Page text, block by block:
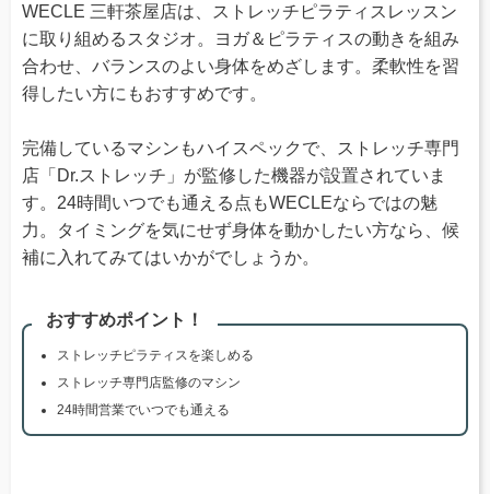
WECLE 三軒茶屋店は、ストレッチピラティスレッスン
に取り組めるスタジオ。ヨガ＆ピラティスの動きを組み
合わせ、バランスのよい身体をめざします。柔軟性を習
得したい方にもおすすめです。
完備しているマシンもハイスペックで、ストレッチ専門
店「Dr.ストレッチ」が監修した機器が設置されていま
す。24時間いつでも通える点もWECLEならではの魅
力。タイミングを気にせず身体を動かしたい方なら、候
補に入れてみてはいかがでしょうか。
おすすめポイント！
ストレッチピラティスを楽しめる
ストレッチ専門店監修のマシン
24時間営業でいつでも通える